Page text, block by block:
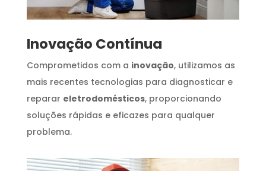
Inovação Contínua
Comprometidos com a inovação, utilizamos as
mais recentes tecnologias para diagnosticar e
reparar eletrodomésticos, proporcionando
soluções rápidas e eficazes para qualquer
problema.